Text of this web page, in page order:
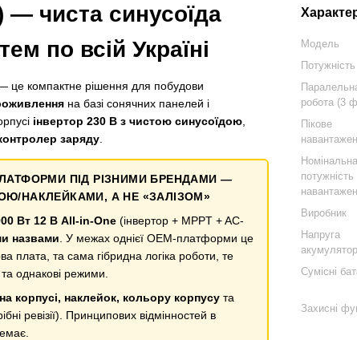
— чиста синусоїда
по всій Україні
це компактне рішення для побудови
на базі сонячних панелей і
інвертор 230 В з чистою синусоїдою
заряду
ПІД РІЗНИМИ БРЕНДАМИ —
НАКЛЕЙКАМИ, А НЕ «ЗАЛІЗОМ»
Вт 12 В All-in-One (інвертор + MPPT + AC-
назвами . У межах однієї OEM-платформи це
плата, та сама гібридна логіка роботи, те
та однакові режими.
корпусі, наклейок, кольору корпусу та
ревізії). Принципових відмінностей в
Модель
Потужність
робота (3
Пікове
Номінальна
потужність
Виробник
Напруга
Сумісні
Захисні